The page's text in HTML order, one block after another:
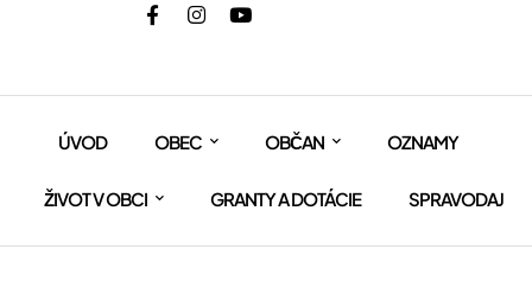
ÚVOD OBEC OBČAN OZNAMY
ŽIVOT V OBCI GRANTY A DOTÁCIE SPRAVODAJ